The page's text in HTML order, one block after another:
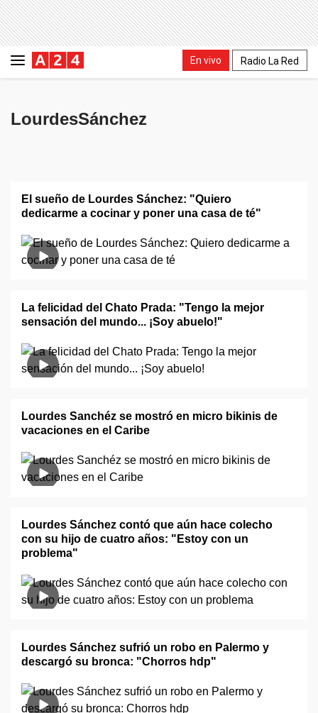
En vivo Radio La Red
LourdesSánchez
El sueño de Lourdes Sánchez: "Quiero
dedicarme a cocinar y poner una casa de té"
La felicidad del Chato Prada: "Tengo la mejor
sensación del mundo... ¡Soy abuelo!"
Lourdes Sanchéz se mostró en micro bikinis de
vacaciones en el Caribe
Lourdes Sánchez contó que aún hace colecho
con su hijo de cuatro años: "Estoy con un
problema"
Lourdes Sánchez sufrió un robo en Palermo y
descargó su bronca: "Chorros hdp"